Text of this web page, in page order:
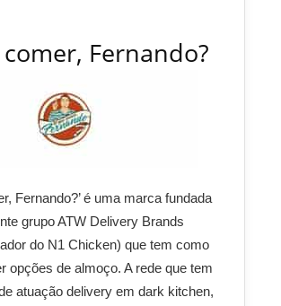
Fernando?
Fernando?’ é uma marca fundada
grupo ATW Delivery Brands
do N1 Chicken) que tem como
opções de almoço. A rede que tem
atuação delivery em dark kitchen,